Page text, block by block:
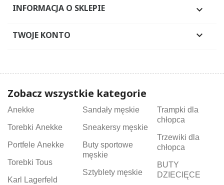
INFORMACJA O SKLEPIE 
TWOJE KONTO 
Zobacz wszystkie kategorie
Anekke
Torebki Anekke
Portfele Anekke
Torebki Tous
Karl Lagerfeld
Sandały męskie
Sneakersy męskie
Buty sportowe
męskie
Sztyblety męskie
Trampki dla
chłopca
Trzewiki dla
chłopca
BUTY
DZIECIĘCE